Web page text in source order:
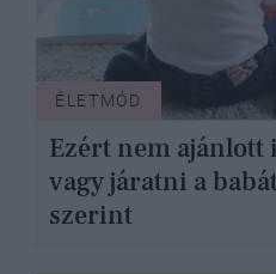
ÉLETMÓD
Ezért nem
vagy járatni a
szerint